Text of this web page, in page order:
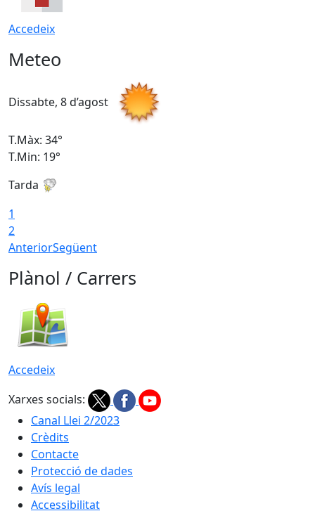
Accedeix
Meteo
Dissabte, 8 d’agost
T.Màx: 34°
T.Min: 19°
Tarda
1
2
AnteriorSegüent
Plànol / Carrers
Accedeix
Xarxes socials:
Canal Llei 2/2023
Crèdits
Contacte
Protecció de dades
Avís legal
Accessibilitat